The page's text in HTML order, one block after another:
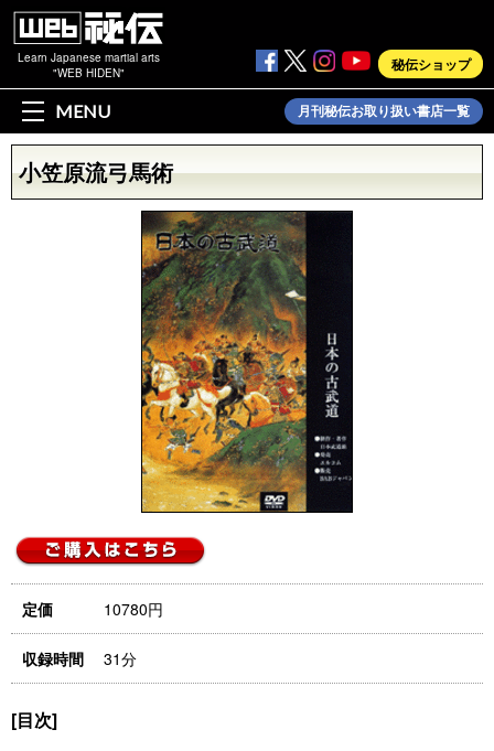
Learn Japanese martial arts
"WEB HIDEN"
秘伝ショップ
MENU 月刊秘伝お取り扱い書店一覧
小笠原流弓馬術
定価 10780円
収録時間 31分
[目次]